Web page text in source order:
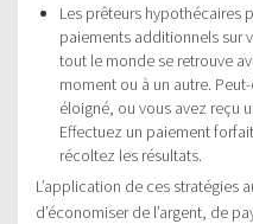
Les prêteurs hypothécaires
paiements additionnels sur
tout le monde se retrouve
moment ou à un autre.
éloigné, ou vous avez reçu
Effectuez un paiement
récoltez les résultats.
L’application de ces stratégies
d’économiser de l’argent, de